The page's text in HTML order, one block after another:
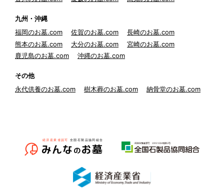
九州・沖縄
福岡のお墓.com
佐賀のお墓.com
長崎のお墓.com
熊本のお墓.com
大分のお墓.com
宮崎のお墓.com
鹿児島のお墓.com
沖縄のお墓.com
その他
永代供養のお墓.com
樹木葬のお墓.com 納骨堂のお墓.com